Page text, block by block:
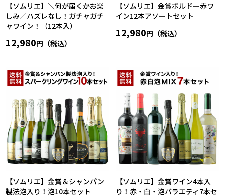
【ソムリエ】＼何が届くかお楽
しみ／ハズレなし！ガチャガチ
ャワイン！（12本入）
12,980円（税込）
【ソムリエ】金賞ボルドー赤ワ
イン12本アソートセット
12,980円（税込）
【ソムリエ】金賞＆シャンパン
製法泡入り！泡10本セット
【ソムリエ】金賞ワイン4本入
り！赤・白・泡バラエティ7本セ